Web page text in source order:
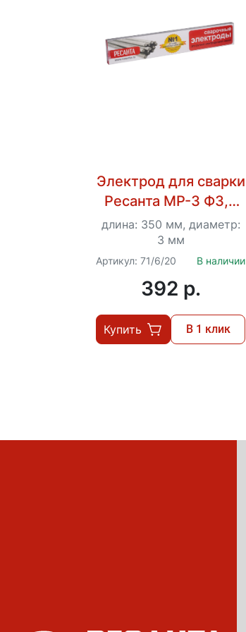
Электрод для сварки
Ресанта МР-3 Ф3,0
Пачка 1 кг
длина: 350 мм, диаметр:
3 мм
Артикул: 71/6/20 В наличии
392 p.
Купить В 1 клик